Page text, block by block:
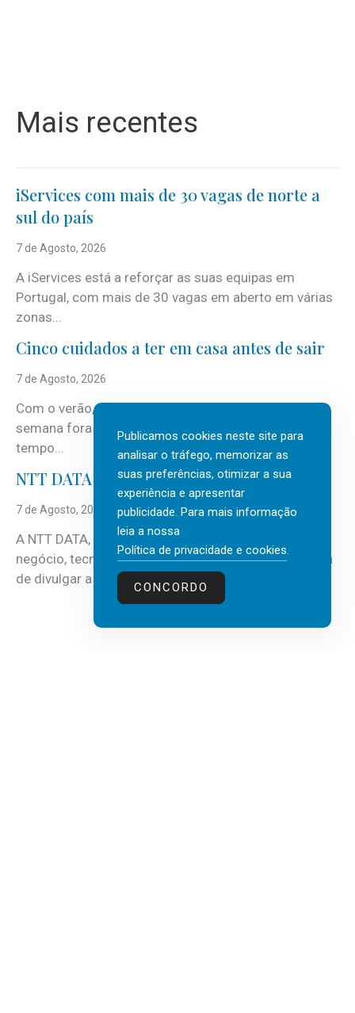
Mais recentes
iServices com mais de 30 vagas de norte a
sul do país
7 de Agosto, 2026
A iServices está a reforçar as suas equipas em
Portugal, com mais de 30 vagas em aberto em várias
zonas...
Cinco cuidados a ter em casa antes de sair
7 de Agosto, 2026
Com o verão, chegam também as férias, os fins-de-
semana fora e os dias em que a casa fica mais
tempo...
NTT DATA Insurtech Global Outlook 2026
7 de Agosto, 2026
A NTT DATA, consultora global em serviços de
negócio, tecnologia e inteligência artificial (IA), acaba
de divulgar a mais recente...
Publicamos cookies neste site para
analisar o tráfego, memorizar as
suas preferências, otimizar a sua
experiência e apresentar
publicidade. Para mais informação
leia a nossa
Política de privacidade e cookies.
CONCORDO